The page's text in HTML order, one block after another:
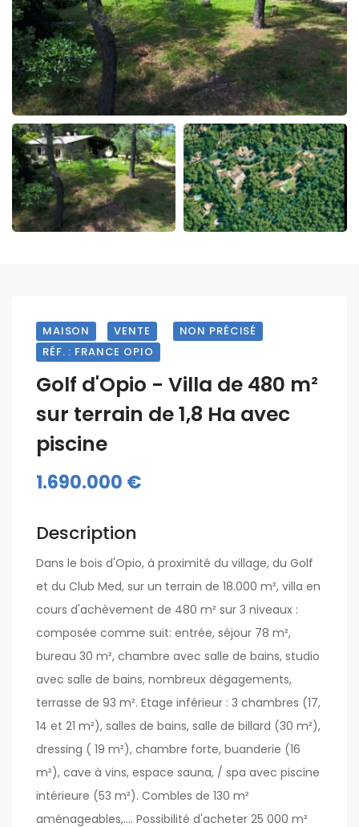
MAISON VENTE
NON PRÉCISÉ
RÉF. : FRANCE OPIO
Golf d'Opio - Villa de 480 m²
sur terrain de 1,8 Ha avec
piscine
1.690.000 €
Description
Dans le bois d'Opio, à proximité du village, du Golf
et du Club Med, sur un terrain de 18.000 m², villa en
cours d'achèvement de 480 m² sur 3 niveaux :
composée comme suit: entrée, séjour 78 m²,
bureau 30 m², chambre avec salle de bains, studio
avec salle de bains, nombreux dégagements,
terrasse de 93 m². Etage inférieur : 3 chambres (17,
14 et 21 m²), salles de bains, salle de billard (30 m²),
dressing ( 19 m²), chambre forte, buanderie (16
m²), cave à vins, espace sauna, / spa avec piscine
intérieure (53 m²). Combles de 130 m²
aménageables,.... Possibilité d'acheter 25 000 m²